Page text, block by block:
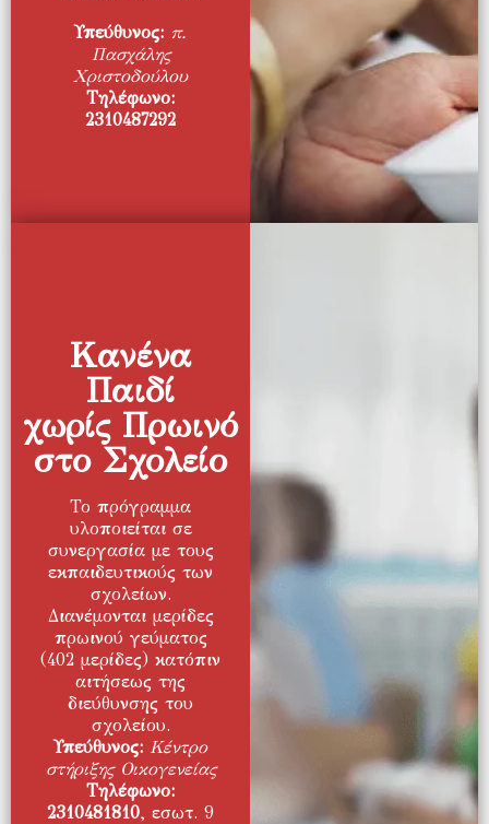
Υπεύθυνος: π.
Πασχάλης
Χριστοδούλου
Τηλέφωνο:
2310487292
Κανένα
Παιδί
χωρίς Πρωινό
στο Σχολείο
Το πρόγραμμα
υλοποιείται σε
συνεργασία με τους
εκπαιδευτικούς των
σχολείων.
Διανέμονται μερίδες
πρωινού γεύματος
(402 μερίδες) κατόπιν
αιτήσεως της
διεύθυνσης του
σχολείου.
Υπεύθυνος: Κέντρο
στήριξης Οικογενείας
Τηλέφωνο:
2310481810, εσωτ. 9